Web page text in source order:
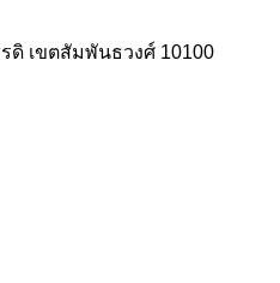
ซอส
ดิ เขตสัมพันธวงศ์ 10100